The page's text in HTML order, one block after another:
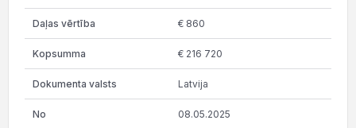
€ 860
€ 216 720
Latvija
08.05.2025